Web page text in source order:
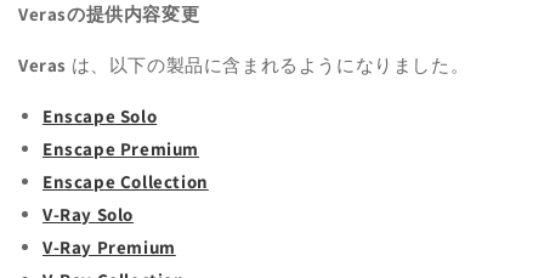
Verasの提供内容変更
Veras は、以下の製品に含まれるようになりました。
Enscape Solo
Enscape Premium
Enscape Collection
V-Ray Solo
V-Ray Premium